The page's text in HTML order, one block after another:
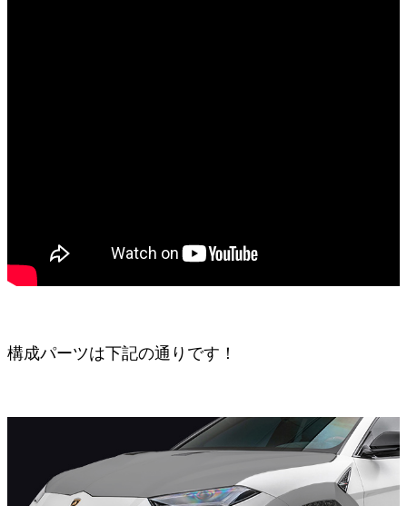
構成パーツは下記の通りです！